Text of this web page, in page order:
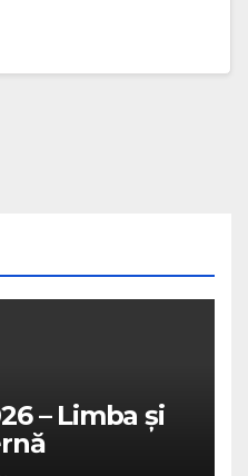
– Limba și